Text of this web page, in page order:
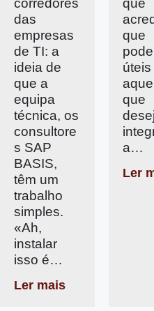
corredores
das
empresas
de TI: a
ideia de
que a
equipa
técnica, os
consultore
s SAP
BASIS,
têm um
trabalho
simples.
«Ah,
instalar
isso é…
Ler mais
que
que
que
a…
Ler